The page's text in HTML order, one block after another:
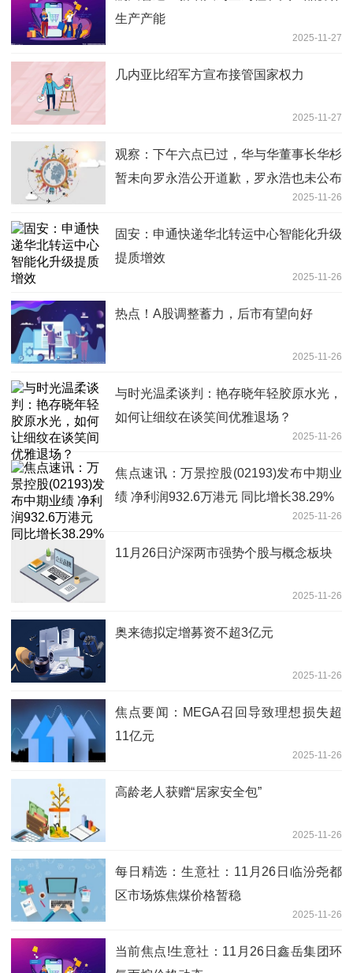
生产产能
2025-11-27
几内亚比绍军方宣布接管国家权力
2025-11-27
观察：下午六点已过，华与华董事长华杉
暂未向罗永浩公开道歉，罗永浩也未公布
2025-11-26
固安：申通快递华北转运中心智能化升级
提质增效
2025-11-26
热点！A股调整蓄力，后市有望向好
2025-11-26
与时光温柔谈判：艳存晓年轻胶原水光，
如何让细纹在谈笑间优雅退场？
2025-11-26
焦点速讯：万景控股(02193)发布中期业
绩 净利润932.6万港元 同比增长38.29%
2025-11-26
11月26日沪深两市强势个股与概念板块
2025-11-26
奥来德拟定增募资不超3亿元
2025-11-26
焦点要闻：MEGA召回导致理想损失超
11亿元
2025-11-26
高龄老人获赠“居家安全包”
2025-11-26
每日精选：生意社：11月26日临汾尧都
区市场炼焦煤价格暂稳
2025-11-26
当前焦点!生意社：11月26日鑫岳集团环